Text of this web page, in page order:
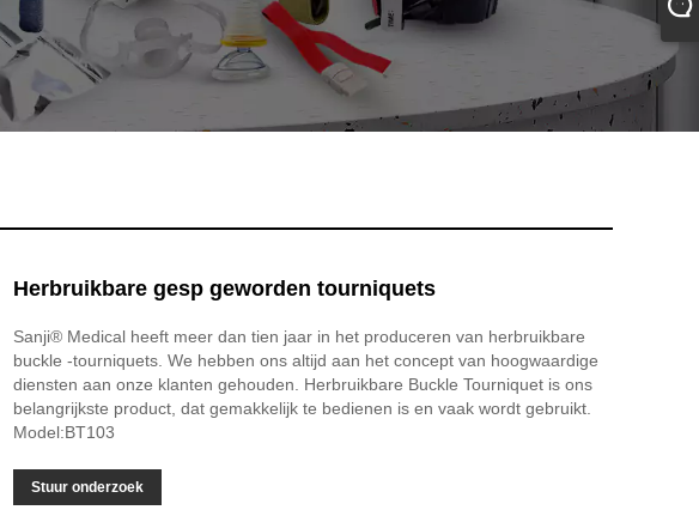
Herbruikbare gesp geworden tourniquets
Sanji® Medical heeft meer dan tien jaar in het produceren van herbruikbare
buckle -tourniquets. We hebben ons altijd aan het concept van hoogwaardige
diensten aan onze klanten gehouden. Herbruikbare Buckle Tourniquet is ons
belangrijkste product, dat gemakkelijk te bedienen is en vaak wordt gebruikt.
Model:BT103
Stuur onderzoek